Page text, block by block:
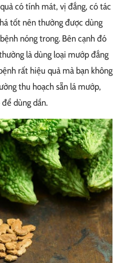
có tính mát, vị đắng, có tác
tốt nên thường được dùng
nóng trong. Bên cạnh đó
là dùng loại mướp đắng
rất hiệu quả mà bạn không
thu hoạch sẵn lá mướp,
dùng dần.